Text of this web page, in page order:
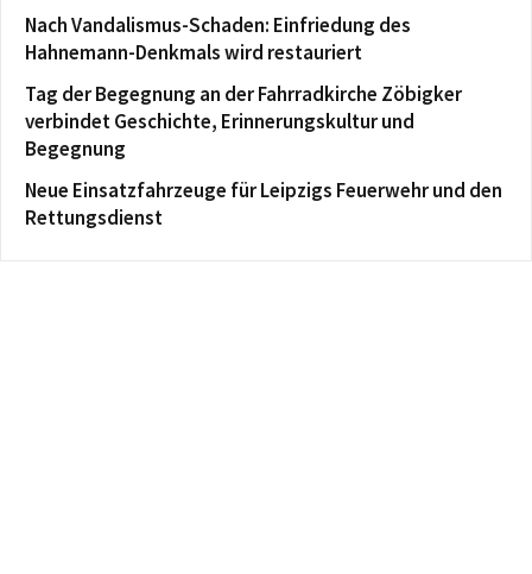
Nach Vandalismus-Schaden: Einfriedung des
Hahnemann-Denkmals wird restauriert
Tag der Begegnung an der Fahrradkirche Zöbigker
verbindet Geschichte, Erinnerungskultur und
Begegnung
Neue Einsatzfahrzeuge für Leipzigs Feuerwehr und den
Rettungsdienst